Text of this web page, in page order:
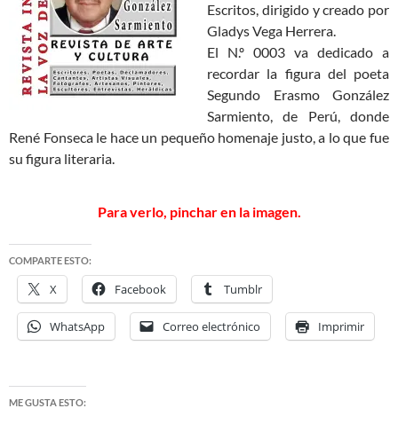
Escritos, dirigido y creado por
Gladys Vega Herrera.
El N.º 0003 va dedicado a
recordar la figura del poeta
Segundo Erasmo González
Sarmiento, de Perú, donde
René Fonseca le hace un pequeño homenaje justo, a lo que fue
su figura literaria.
Para verlo, pinchar en la imagen.
COMPARTE ESTO:
X Facebook Tumblr
WhatsApp Correo electrónico Imprimir
ME GUSTA ESTO: